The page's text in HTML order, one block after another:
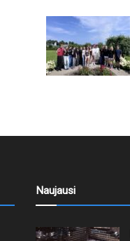
Naujausi